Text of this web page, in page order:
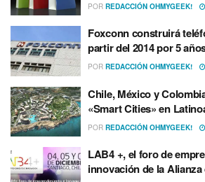
POR REDACCIÓN OHMYGEEK!
Foxconn construirá
partir del 2014 por 5
POR REDACCIÓN OHMYGEEK!
Chile, México y
«Smart Cities» en
POR REDACCIÓN OHMYGEEK!
LAB4 +, el foro de
innovación de la